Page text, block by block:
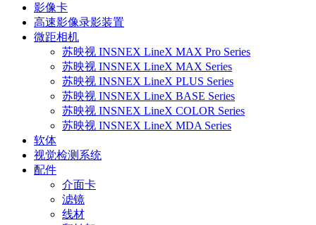
影像卡
高速影像录影装置
微距相机
苏映视 INSNEX LineX MAX Pro Series
苏映视 INSNEX LineX MAX Series
苏映视 INSNEX LineX PLUS Series
苏映视 INSNEX LineX BASE Series
苏映视 INSNEX LineX COLOR Series
苏映视 INSNEX LineX MDA Series
软体
视觉检测系统
配件
介面卡
滤镜
线材